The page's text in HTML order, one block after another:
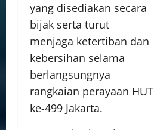
yang disediakan secara
bijak serta turut
menjaga ketertiban dan
kebersihan selama
berlangsungnya
rangkaian perayaan HUT
ke-499 Jakarta.